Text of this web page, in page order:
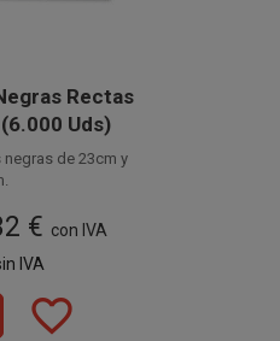
Rectas
Uds)
de 23cm y
son conocidas
cajas de 6.000
€ con IVA
IVA
favorite_border